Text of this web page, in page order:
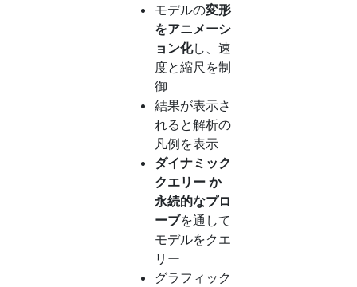
モデルの変形
をアニメーシ
ョン化し、速
度と縮尺を制
御
結果が表示さ
れると解析の
凡例を表示
ダイナミック
クエリー か
永続的なプロ
ーブを通して
モデルをクエ
リー
グラフィック